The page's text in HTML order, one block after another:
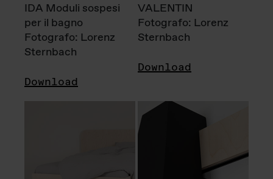
IDA Moduli sospesi
per il bagno
Fotografo: Lorenz
Sternbach
Download
VALENTIN
Fotografo: Lorenz
Sternbach
Download